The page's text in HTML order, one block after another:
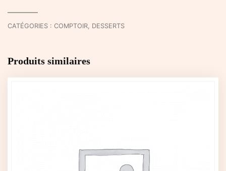
emporter
CATÉGORIES : COMPTOIR DESSERTS
Produits similaires